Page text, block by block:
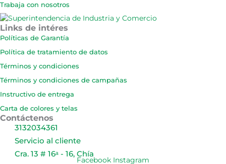
Trabaja con nosotros
Links de intéres
Políticas de Garantía
Política de tratamiento de datos
Términos y condiciones
Términos y condiciones de campañas
Instructivo de entrega
Carta de colores y telas
Contáctenos
3132034361
Servicio al cliente
Cra. 13 # 16ᵃ - 16, Chía
Facebook Instagram